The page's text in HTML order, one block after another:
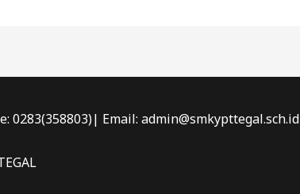
0283(358803)| Email: admin@smkypttegal.sch.id